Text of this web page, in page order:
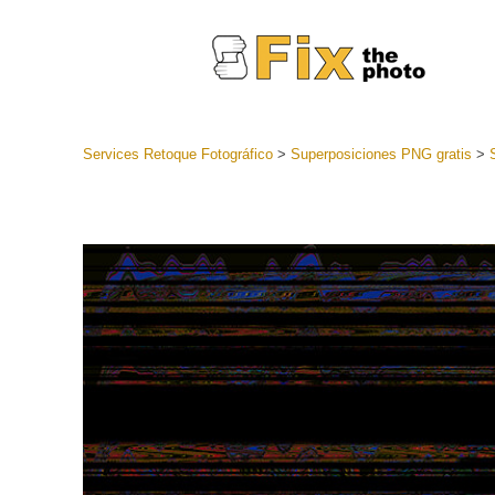
Servicios
Ajustes
mejor
Services Retoque Fotográfico> Superposiciones PNG gratis >